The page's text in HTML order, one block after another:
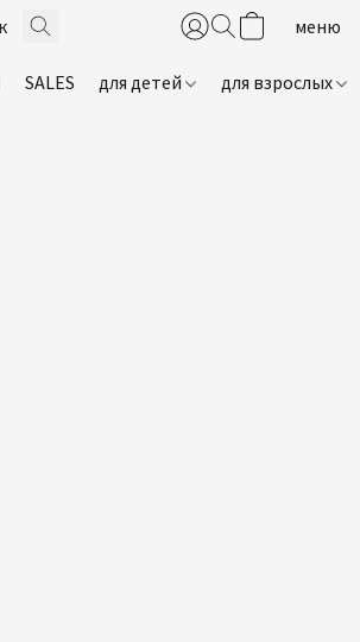
SALES для детей для взрослых